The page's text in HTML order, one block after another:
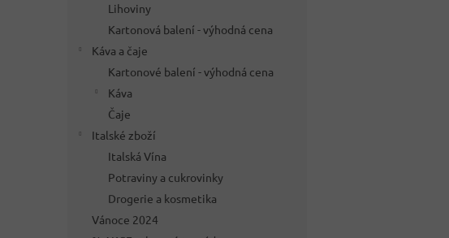
Lihoviny
Kartonová balení - výhodná cena
Káva a čaje
Kartonové balení - výhodná cena
Káva
Čaje
Italské zboží
Italská Vína
Potraviny a cukrovinky
Drogerie a kosmetika
Vánoce 2024